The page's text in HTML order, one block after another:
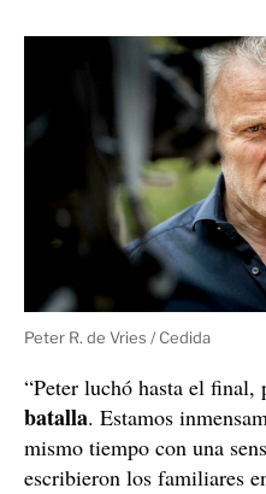
Peter R. de Vries / Cedida
“Peter luchó hasta el final,
batalla. Estamos
mismo tiempo con una
escribieron los familiares